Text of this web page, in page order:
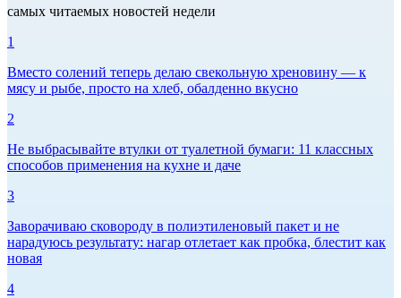
самых читаемых новостей недели
1
Вместо солений теперь делаю свекольную хреновину — к
мясу и рыбе, просто на хлеб, обалденно вкусно
2
Не выбрасывайте втулки от туалетной бумаги: 11 классных
способов применения на кухне и даче
3
Заворачиваю сковороду в полиэтиленовый пакет и не
нарадуюсь результату: нагар отлетает как пробка, блестит как
новая
4